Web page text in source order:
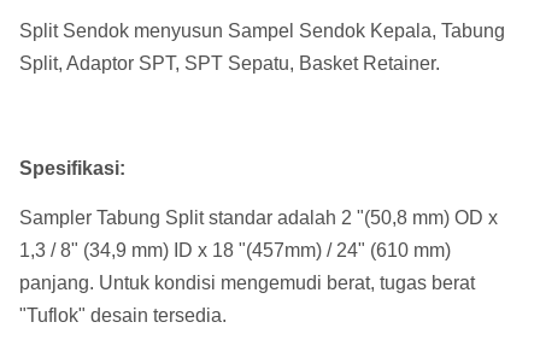
Split Sendok menyusun Sampel Sendok Kepala, Tabung
Split, Adaptor SPT, SPT Sepatu, Basket Retainer.
Spesifikasi:
Sampler Tabung Split standar adalah 2 "(50,8 mm) OD x
1,3 / 8" (34,9 mm) ID x 18 "(457mm) / 24" (610 mm)
panjang. Untuk kondisi mengemudi berat, tugas berat
"Tuflok" desain tersedia.